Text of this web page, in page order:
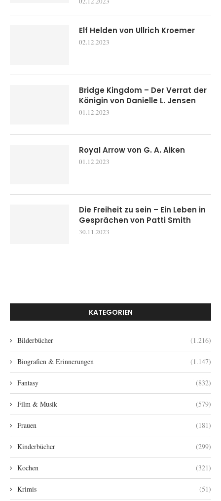
Elf Helden von Ullrich Kroemer
02.12.2023
Bridge Kingdom – Der Verrat der
Königin von Danielle L. Jensen
01.12.2023
Royal Arrow von G. A. Aiken
01.12.2023
Die Freiheit zu sein – Ein Leben in
Gesprächen von Patti Smith
30.11.2023
KATEGORIEN
Bilderbücher (1.216)
Biografien & Erinnerungen (1.147)
Fantasy (832)
Film & Musik (579)
Frauen (181)
Kinderbücher (299)
Kochen (321)
Krimis (51)